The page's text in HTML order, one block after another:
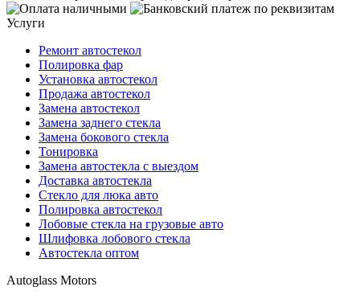
Услуги
Ремонт автостекол
Полировка фар
Установка автостекол
Продажа автостекол
Замена автостекол
Замена заднего стекла
Замена бокового стекла
Тонировка
Замена автостекла с выездом
Доставка автостекла
Стекло для люка авто
Полировка автостекол
Лобовые стекла на грузовые авто
Шлифовка лобового стекла
Автостекла оптом
Autoglass Motors